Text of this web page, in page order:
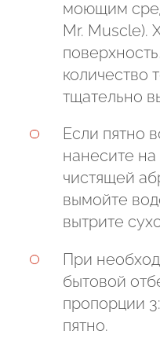
моющим
Mr. Muscle).
количество
тщательно
Если пятно
нанесите
чистящей
вымойте
вытрите
При
бытовой
пропорции
пятно.